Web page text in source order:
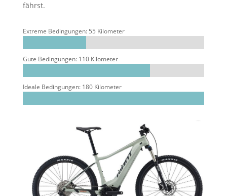
fährst.
Extreme Bedingungen: 55 Kilometer
Gute Bedingungen: 110 Kilometer
Ideale Bedingungen: 180 Kilometer